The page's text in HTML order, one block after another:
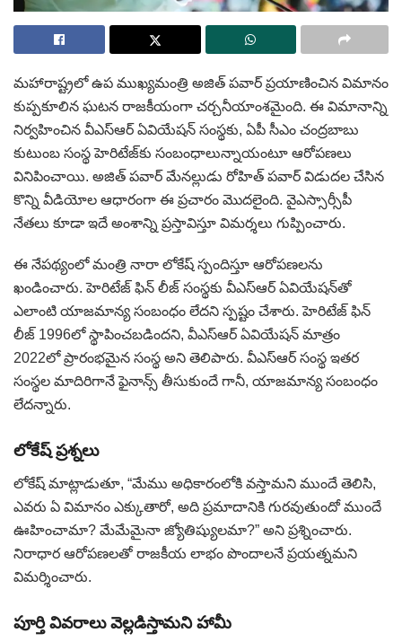
మహారాష్ట్రలో ఉప ముఖ్యమంత్రి అజిత్ పవార్ ప్రయాణించిన విమానం
కుప్పకూలిన ఘటన రాజకీయంగా చర్చనీయాంశమైంది. ఈ విమానాన్ని
నిర్వహించిన వీఎస్ఆర్ ఏవియేషన్ సంస్థకు, ఏపీ సీఎం చంద్రబాబు
కుటుంబ సంస్థ హెరిటేజ్‌కు సంబంధాలున్నాయంటూ ఆరోపణలు
వినిపించాయి. అజిత్ పవార్ మేనల్లుడు రోహిత్ పవార్ విడుదల చేసిన
కొన్ని వీడియోల ఆధారంగా ఈ ప్రచారం మొదలైంది. వైఎస్సార్సీపీ
నేతలు కూడా ఇదే అంశాన్ని ప్రస్తావిస్తూ విమర్శలు గుప్పించారు.
ఈ నేపథ్యంలో మంత్రి నారా లోకేష్ స్పందిస్తూ ఆరోపణలను
ఖండించారు. హెరిటేజ్ ఫిన్ లీజ్ సంస్థకు వీఎస్ఆర్ ఏవియేషన్‌తో
ఎలాంటి యాజమాన్య సంబంధం లేదని స్పష్టం చేశారు. హెరిటేజ్ ఫిన్
లీజ్ 1996లో స్థాపించబడిందని, వీఎస్ఆర్ ఏవియేషన్ మాత్రం
2022లో ప్రారంభమైన సంస్థ అని తెలిపారు. వీఎస్ఆర్ సంస్థ ఇతర
సంస్థల మాదిరిగానే ఫైనాన్స్ తీసుకుందే గానీ, యాజమాన్య సంబంధం
లేదన్నారు.
లోకేష్ ప్రశ్నలు
లోకేష్ మాట్లాడుతూ, “మేము అధికారంలోకి వస్తామని ముందే తెలిసి,
ఎవరు ఏ విమానం ఎక్కుతారో, అది ప్రమాదానికి గురవుతుందో ముందే
ఊహించామా? మేమేమైనా జ్యోతిష్యులమా?” అని ప్రశ్నించారు.
నిరాధార ఆరోపణలతో రాజకీయ లాభం పొందాలనే ప్రయత్నమని
విమర్శించారు.
పూర్తి వివరాలు వెల్లడిస్తామని హామీ